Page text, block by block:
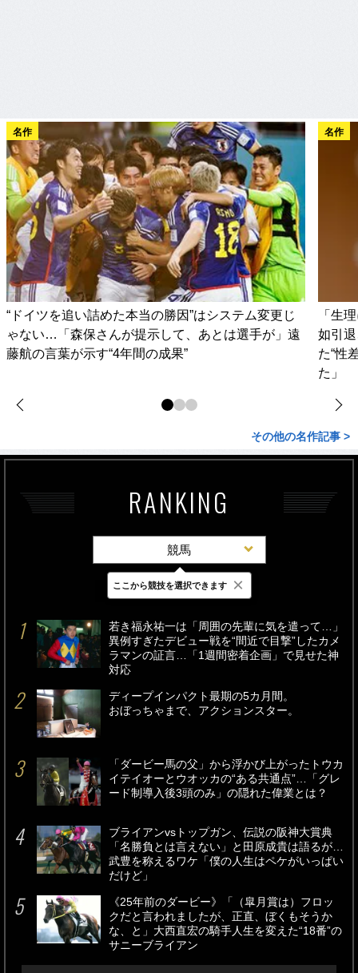
名作
“ドイツを追い詰めた本当の勝因”はシステム変更じ
ゃない…「森保さんが提示して、あとは選手が」遠
藤航の言葉が示す“4年間の成果”
名作
「生
如引
た“性
た」
その他の名作記事 >
RANKING
競馬
最新 24時間 週間
若き福永祐一は「周囲の先輩に気を遣って…」
異例すぎたデビュー戦を“間近で目撃”したカメ
ラマンの証言…「1週間密着企画」で見せた神
対応
ディープインパクト最期の5カ月間。
おぼっちゃまで、アクションスター。
「ダービー馬の父」から浮かび上がったトウカ
イテイオーとウオッカの“ある共通点”…「グレ
ード制導入後3頭のみ」の隠れた偉業とは？
ブライアンvsトップガン、伝説の阪神大賞典
「名勝負とは言えない」と田原成貴は語るが…
武豊を称えるワケ「僕の人生はペケがいっぱい
だけど」
《25年前のダービー》「（皐月賞は）フロッ
クだと言われましたが、正直、ぼくもそうか
な、と」大西直宏の騎手人生を変えた“18番”の
サニーブライアン
ここから競技を選択できます ×